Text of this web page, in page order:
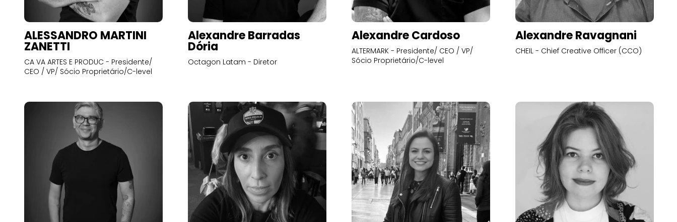
ALESSANDRO MARTINI
ZANETTI
CA VA ARTES E PRODUC - Presidente/
CEO / VP/ Sócio Proprietário/C-level
Alexandre Barradas
Dória
Octagon Latam - Diretor
Alexandre Cardoso
ALTERMARK - Presidente/ CEO / VP/
Sócio Proprietário/C-level
Alexandre Ravagnani
CHEIL - Chief Creative Officer (CCO)